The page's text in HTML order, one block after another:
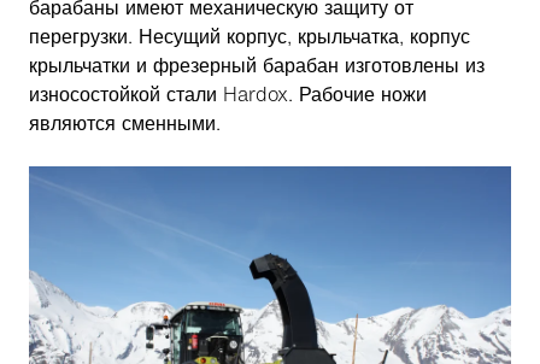
барабаны имеют механическую защиту от
перегрузки. Несущий корпус, крыльчатка, корпус
крыльчатки и фрезерный барабан изготовлены из
износостойкой стали Hardox. Рабочие ножи
являются сменными.